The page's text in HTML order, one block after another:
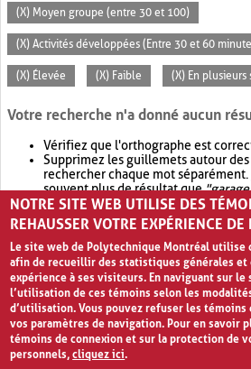
(X) Moyen groupe (entre 30 et 100)
(X) Activités développées (Entre 30 et 60
(X) Élevée (X) Faible (X) En plusieurs
Votre recherche n'a donné aucun
Vérifiez que l'orthographe est
Supprimez les guillemets autour
rechercher chaque mot séparément.
souvent plus de résultat que
Envisagez d'élargir votre recherche
retournera souvent plus de résultat
NOTRE SITE WEB UTILISE DES
REHAUSSER VOTRE EXPÉRIENCE
Le site web de Polytechnique Montréal utilise
afin de recueillir des statistiques générales
expérience à ses visiteurs. En naviguant sur le
l’utilisation de ces témoins selon les
d’utilisation. Vous pouvez refuser les
vos paramètres de navigation. Pour en savoir
témoins de connexion et sur la protection de
personnels,cliquez ici.